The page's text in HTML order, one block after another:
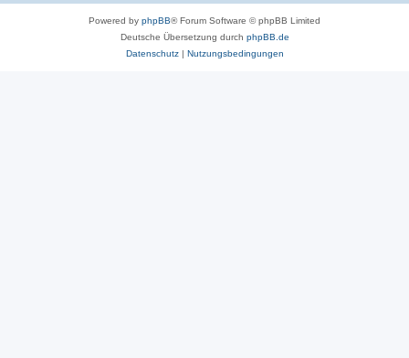
Powered by phpBB® Forum Software © phpBB Limited
Deutsche Übersetzung durch phpBB.de
Datenschutz| Nutzungsbedingungen